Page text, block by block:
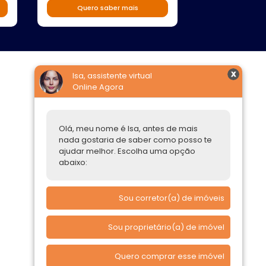
Quero saber mais
Isa, assistente virtual
Online Agora
Olá, meu nome é Isa, antes de mais
nada gostaria de saber como posso te
ajudar melhor. Escolha uma opção
abaixo:
Sou corretor(a) de imóveis
Sou proprietário(a) de imóvel
Quero comprar esse imóvel
Construtoras
Comprar ou alugar
Quero Comprar